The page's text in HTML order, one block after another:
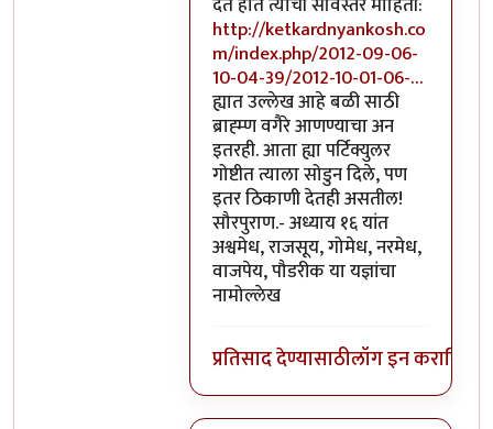
http://ketkardnyankosh.co
m/index.php/2012-09-06-
10-04-39/2012-10-01-06-…
ह्यात उल्लेख आहे बळी साठी
ब्राह्म्ण वगैरे आणण्याचा अन
इतरही. आता ह्या पर्टिक्युलर
गोष्टीत त्याला सोडुन दिले, पण
इतर ठिकाणी देतही असतील!
सौरपुराण.- अध्याय १६ यांत
अश्वमेध, राजसूय, गोमेध, नरमेध,
वाजपेय, पौडरीक या यज्ञांचा
नामोल्लेख
प्रतिसाद देण्यासाठीलॉग इन कराकिंवा